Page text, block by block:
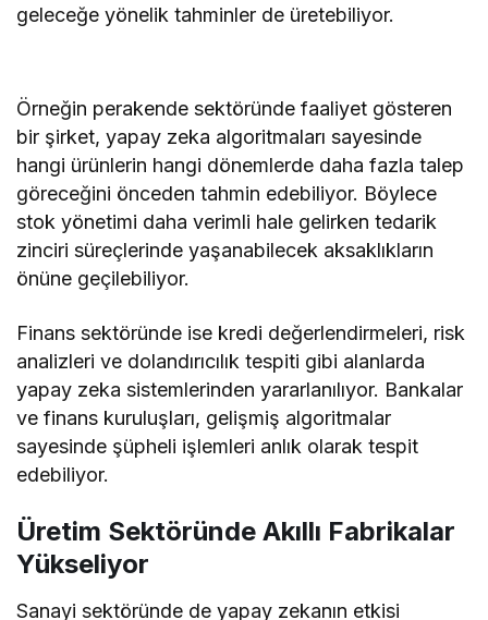
geleceğe yönelik tahminler de üretebiliyor.
Örneğin perakende sektöründe faaliyet gösteren
bir şirket, yapay zeka algoritmaları sayesinde
hangi ürünlerin hangi dönemlerde daha fazla talep
göreceğini önceden tahmin edebiliyor. Böylece
stok yönetimi daha verimli hale gelirken tedarik
zinciri süreçlerinde yaşanabilecek aksaklıkların
önüne geçilebiliyor.
Finans sektöründe ise kredi değerlendirmeleri, risk
analizleri ve dolandırıcılık tespiti gibi alanlarda
yapay zeka sistemlerinden yararlanılıyor. Bankalar
ve finans kuruluşları, gelişmiş algoritmalar
sayesinde şüpheli işlemleri anlık olarak tespit
edebiliyor.
Üretim Sektöründe Akıllı Fabrikalar
Yükseliyor
Sanayi sektöründe de yapay zekanın etkisi